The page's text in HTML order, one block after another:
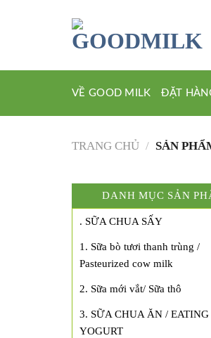
VỀ GOOD MILK ĐẶT
TRANG CHỦ / SẢN
DANH MỤC SẢN
. SỮA CHUA SẤY
1. Sữa bò tươi thanh trùng /
Pasteurized cow milk
2. Sữa mới vắt/ Sữa thô
3. SỮA CHUA ĂN / EATING
YOGURT